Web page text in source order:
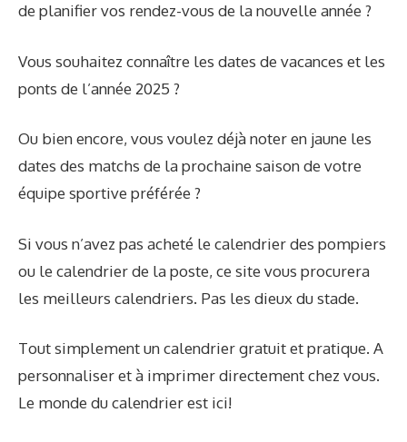
de planifier vos rendez-vous de la nouvelle année ?
Vous souhaitez connaître les dates de vacances et les
ponts de l’année 2025 ?
Ou bien encore, vous voulez déjà noter en jaune les
dates des matchs de la prochaine saison de votre
équipe sportive préférée ?
Si vous n’avez pas acheté le calendrier des pompiers
ou le calendrier de la poste, ce site vous procurera
les meilleurs calendriers. Pas les dieux du stade.
Tout simplement un calendrier gratuit et pratique. A
personnaliser et à imprimer directement chez vous.
Le monde du calendrier est ici!